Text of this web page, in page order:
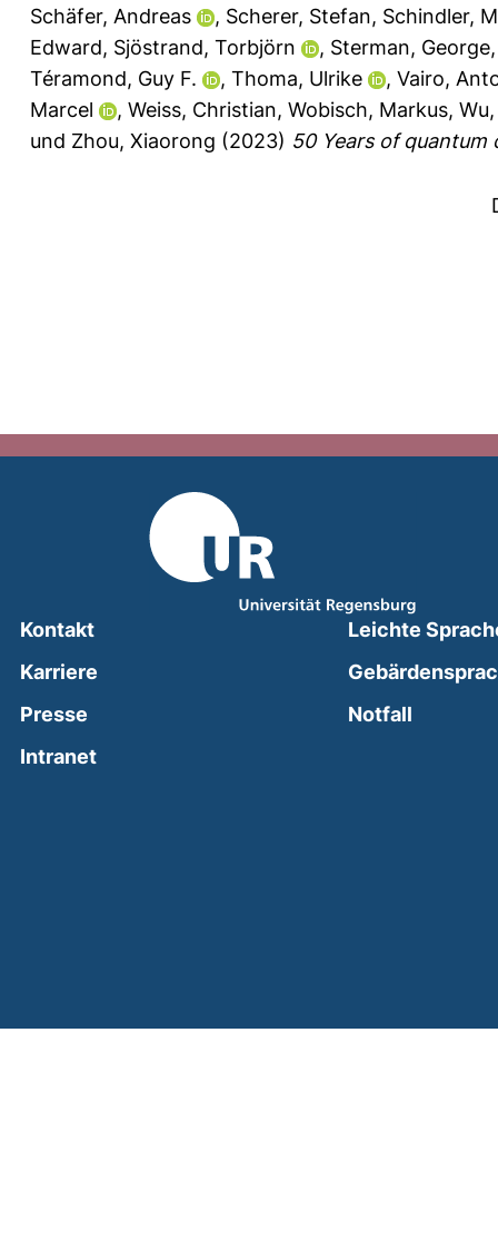
Schäfer, Andreas
, Scherer, Stefan, Schindler,
Edward, Sjöstrand, Torbjörn , Sterman, George
Téramond, Guy F.
, Thoma, Ulrike , Vairo,
Marcel
, Weiss, Christian, Wobisch, Markus,
und Zhou, Xiaorong (2023) 50 Years of quantum
Kontakt
Karriere
Presse
Intranet(external link, opens in a new window)
Leichte
Notfall